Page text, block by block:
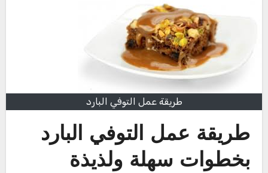
طريقة عمل التوفي البارد
طريقة عمل التوفي البارد
بخطوات سهلة ولذيذة